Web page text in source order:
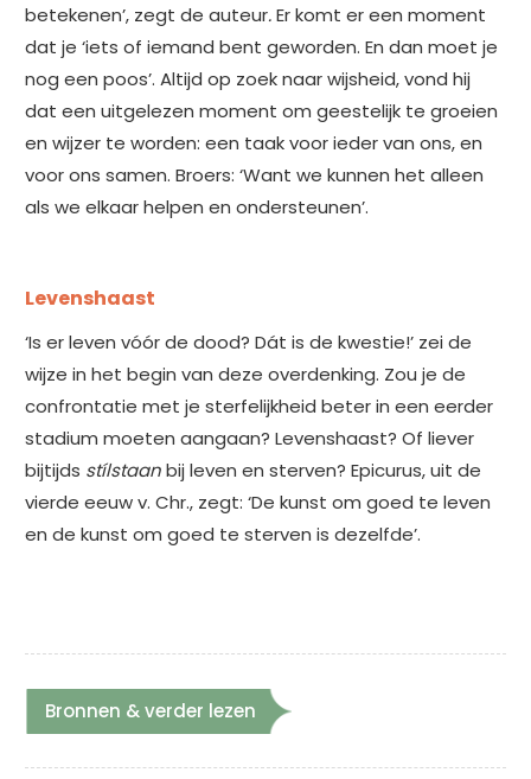
betekenen’, zegt de auteur.Er komt er een moment
dat je ‘iets of iemand bent geworden. En dan moet je
nog een poos’. Altijd op zoek naar wijsheid, vond hij
dat een uitgelezen moment om geestelijk te groeien
en wijzer te worden: een taak voor ieder van ons, en
voor ons samen. Broers: ‘Want we kunnen het alleen
als we elkaar helpen en ondersteunen’.
Levenshaast
‘Is er leven vóór de dood? Dát is de kwestie!’ zei de
wijze in het begin van deze overdenking. Zou je de
confrontatie met je sterfelijkheid beter in een eerder
stadium moeten aangaan? Levenshaast?Of liever
bijtijds stílstaanbij leven en sterven? Epicurus, uit de
vierde eeuw v. Chr., zegt: ‘De kunst om goed te leven
en de kunst om goed te sterven is dezelfde’.
Bronnen & verder lezen